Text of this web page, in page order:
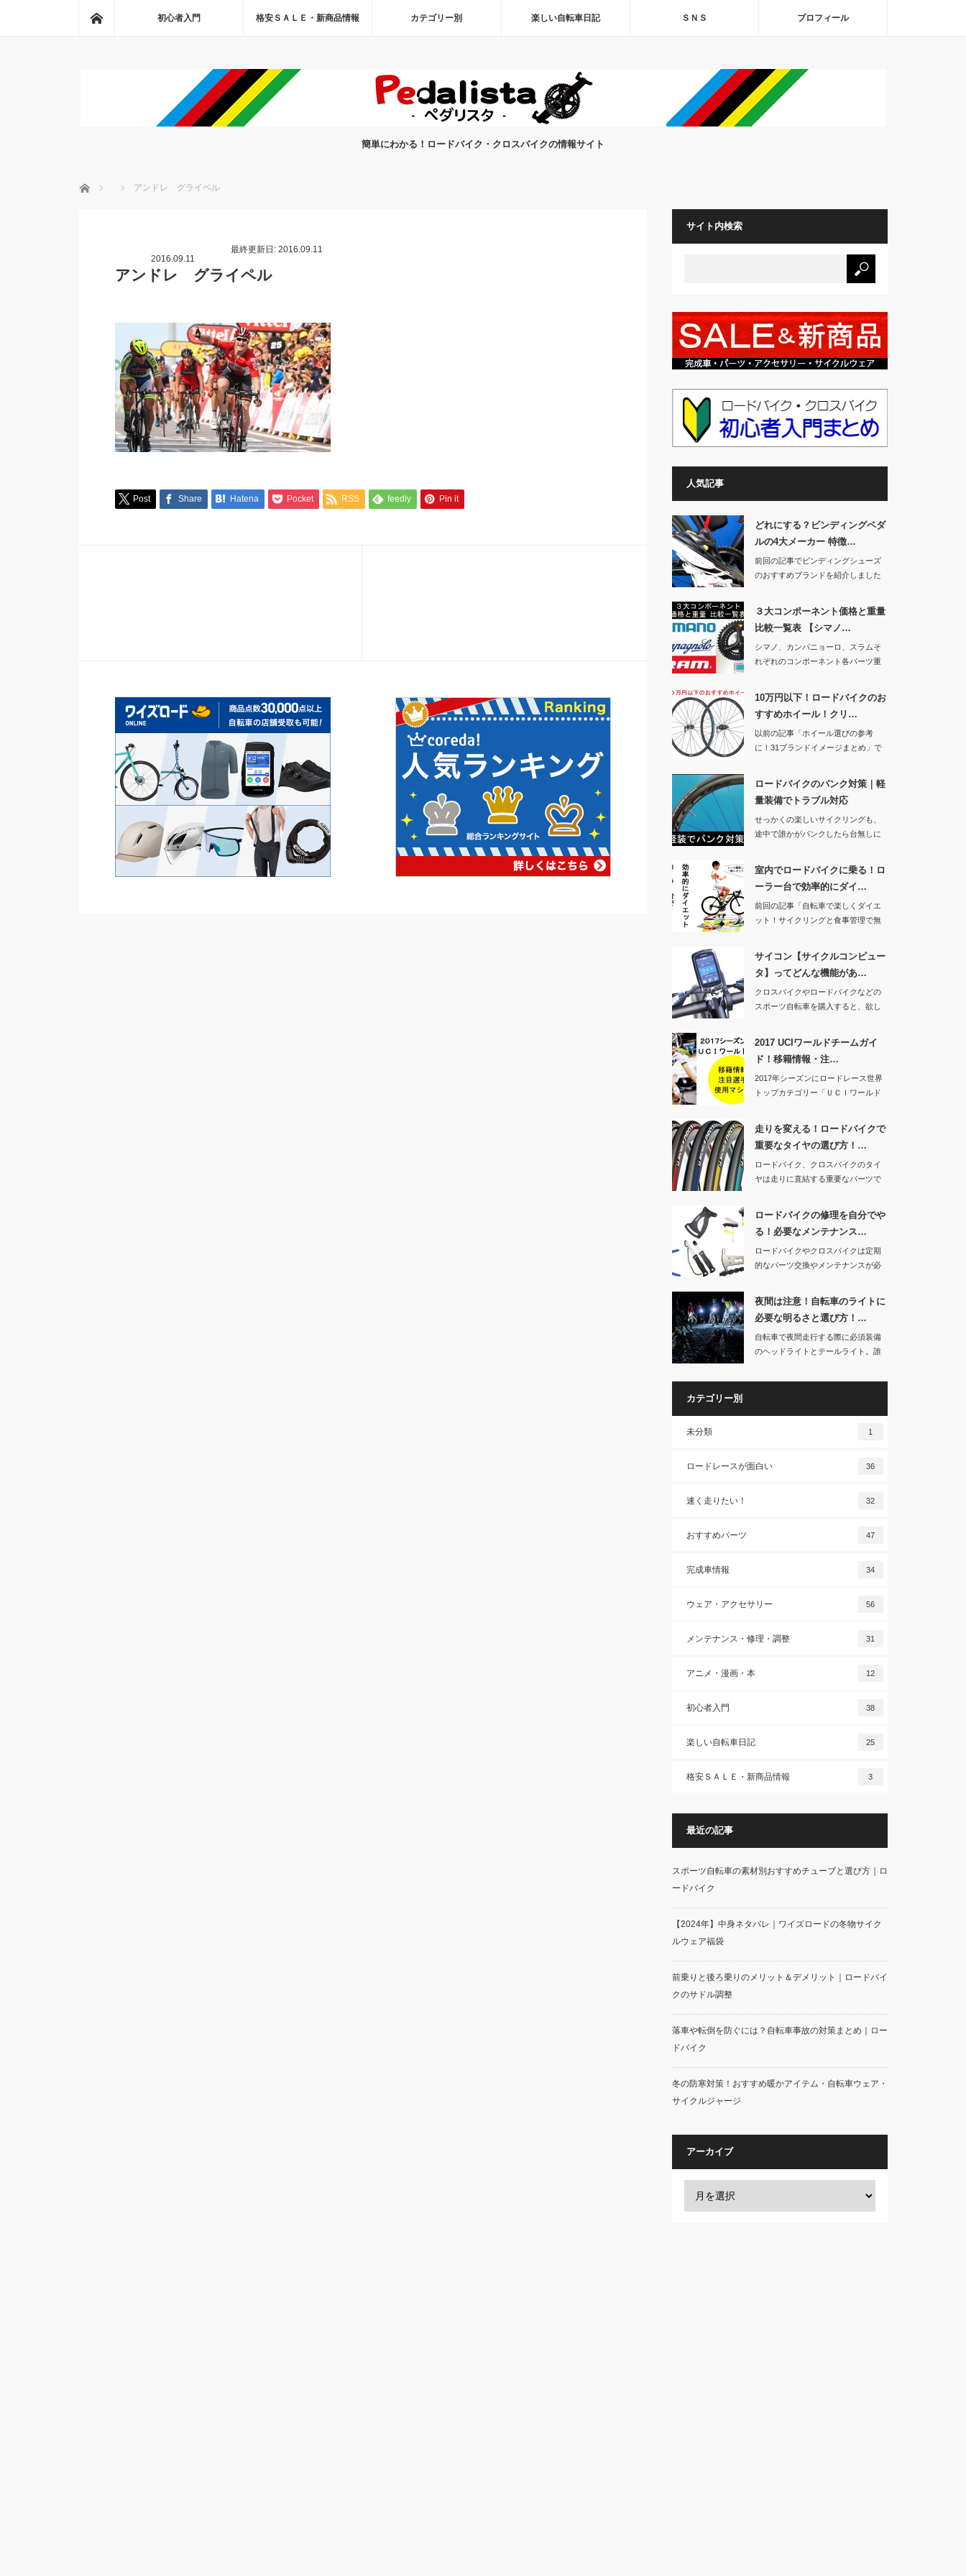
初心者入門 格安ＳＡＬＥ・新商品情報 カテゴリー別 楽しい自転車日記 ＳＮＳ プロフィール
簡単にわかる！ロードバイク・クロスバイクの情報サイト
ホーム アンドレ グライペル
2016.09.11
最終更新日: 2016.09.11
アンドレ グライペル
Post Share Hatena Pocket RSS feedly Pin it
サイト内検索
人気記事
どれにする？ビンディングペダ
ルの4大メーカー 特徴…
前回の記事でビンディングシューズ
のおすすめブランドを紹介しました
３大コンポーネント価格と重量
比較一覧表 【シマノ…
シマノ、カンパニョーロ、スラムそ
れぞれのコンポーネント各パーツ重
10万円以下！ロードバイクのお
すすめホイール！クリ…
以前の記事「ホイール選びの参考
に！31ブランドイメージまとめ」で
ロードバイクのパンク対策｜軽
量装備でトラブル対応
せっかくの楽しいサイクリングも、
途中で誰かがパンクしたら台無しに
室内でロードバイクに乗る！ロ
ーラー台で効率的にダイ…
前回の記事「自転車で楽しくダイエ
ット！サイクリングと食事管理で無
サイコン【サイクルコンピュー
タ】ってどんな機能があ…
クロスバイクやロードバイクなどの
スポーツ自転車を購入すると、欲し
2017 UCIワールドチームガイ
ド！移籍情報・注…
2017年シーズンにロードレース世界
トップカテゴリー「ＵＣＩワールド
走りを変える！ロードバイクで
重要なタイヤの選び方！…
ロードバイク、クロスバイクのタイ
ヤは走りに直結する重要なパーツで
ロードバイクの修理を自分でや
る！必要なメンテナンス…
ロードバイクやクロスバイクは定期
的なパーツ交換やメンテナンスが必
夜間は注意！自転車のライトに
必要な明るさと選び方！…
自転車で夜間走行する際に必須装備
のヘッドライトとテールライト。誰
カテゴリー別
未分類 1
ロードレースが面白い 36
速く走りたい！ 32
おすすめパーツ 47
完成車情報 34
ウェア・アクセサリー 56
メンテナンス・修理・調整 31
アニメ・漫画・本 12
初心者入門 38
楽しい自転車日記 25
格安ＳＡＬＥ・新商品情報 3
最近の記事
スポーツ自転車の素材別おすすめチューブと選び方｜ロ
ードバイク
【2024年】中身ネタバレ｜ワイズロードの冬物サイク
ルウェア福袋
前乗りと後ろ乗りのメリット＆デメリット｜ロードバイ
クのサドル調整
落車や転倒を防ぐには？自転車事故の対策まとめ｜ロー
ドバイク
冬の防寒対策！おすすめ暖かアイテム・自転車ウェア・
サイクルジャージ
アーカイブ